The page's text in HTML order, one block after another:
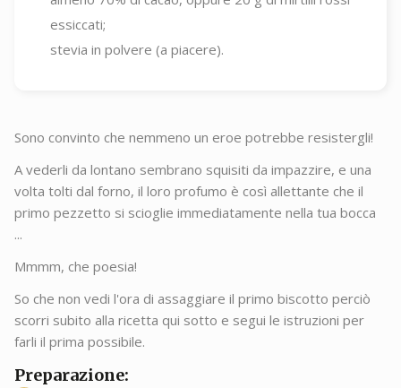
essiccati;
stevia in polvere (a piacere).
Sono convinto che nemmeno un eroe potrebbe resistergli!
A vederli da lontano sembrano squisiti da impazzire, e una
volta tolti dal forno, il loro profumo è così allettante che il
primo pezzetto si scioglie immediatamente nella tua bocca
...
Mmmm, che poesia!
So che non vedi l'ora di assaggiare il primo biscotto perciò
scorri subito alla ricetta qui sotto e segui le istruzioni per
farli il prima possibile.
Preparazione: